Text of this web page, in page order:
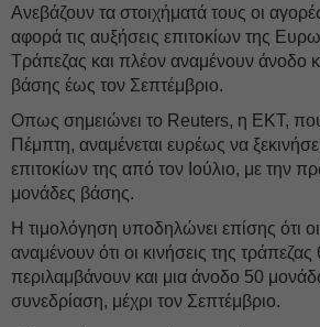
Ανεβάζουν τα στοιχήματά τους οι
αφορά τις αυξήσεις επιτοκίων της
Τράπεζας και πλέον αναμένουν άνοδο
βάσης έως τον Σεπτέμβριο.
Οπως σημειώνει το Reuters, η ΕΚΤ, που
Πέμπτη, αναμένεται ευρέως να
επιτοκίων της από τον Ιούλιο, με την
μονάδες βάσης.
Η τιμολόγηση υποδηλώνει επίσης ότι
αναμένουν ότι οι κινήσεις της
περιλαμβάνουν και μια άνοδο 50
συνεδρίαση, μέχρι τον Σεπτέμβριο.